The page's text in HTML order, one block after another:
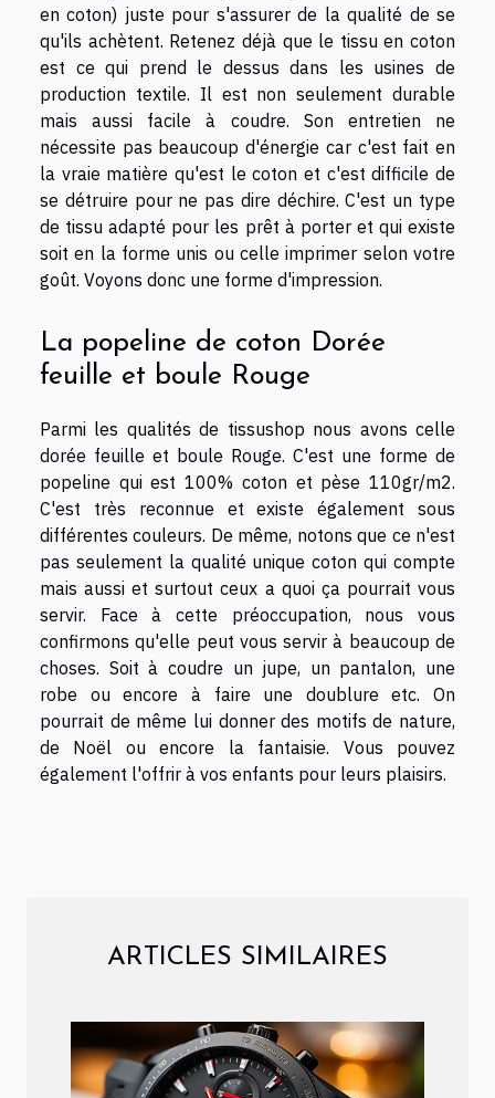
en coton) juste pour s'assurer de la qualité de se
qu'ils achètent. Retenez déjà que le tissu en coton
est ce qui prend le dessus dans les usines de
production textile. Il est non seulement durable
mais aussi facile à coudre. Son entretien ne
nécessite pas beaucoup d'énergie car c'est fait en
la vraie matière qu'est le coton et c'est difficile de
se détruire pour ne pas dire déchire. C'est un type
de tissu adapté pour les prêt à porter et qui existe
soit en la forme unis ou celle imprimer selon votre
goût. Voyons donc une forme d'impression.
La popeline de coton Dorée
feuille et boule Rouge
Parmi les qualités de tissushop nous avons celle
dorée feuille et boule Rouge. C'est une forme de
popeline qui est 100% coton et pèse 110gr/m2.
C'est très reconnue et existe également sous
différentes couleurs. De même, notons que ce n'est
pas seulement la qualité unique coton qui compte
mais aussi et surtout ceux a quoi ça pourrait vous
servir. Face à cette préoccupation, nous vous
confirmons qu'elle peut vous servir à beaucoup de
choses. Soit à coudre un jupe, un pantalon, une
robe ou encore à faire une doublure etc. On
pourrait de même lui donner des motifs de nature,
de Noël ou encore la fantaisie. Vous pouvez
également l'offrir à vos enfants pour leurs plaisirs.
ARTICLES SIMILAIRES